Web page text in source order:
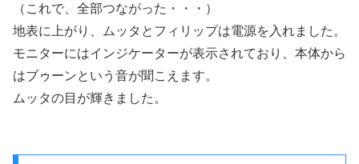
（これで、全部つながった・・・）
地表に上がり、ムッタとフィリップは電源を入れました。
モニターにはインジケーターが表示されており、本体から
はブゥーンという音が聞こえます。
ムッタの目が輝きました。